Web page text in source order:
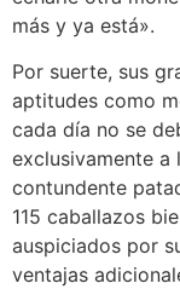
más y ya está».
Por suerte, sus
aptitudes como
cada día no se
exclusivamente a
contundente
115 caballazos
auspiciados por
ventajas